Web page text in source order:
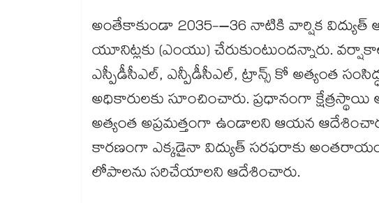
అంతేకాకుండా 2035-–36 నాటికి వార్షిక
యూనిట్లకు (ఎంయు) చేరుకుంటుందన్నారు.
ఎస్పీడీసీఎల్, ఎన్పీడీసీఎల్, ట్రాన్స్ కో అత్యంత
అధికారుల‌‌‌‌‌‌‌‌‌‌‌‌‌‌‌‌‌‌‌‌‌‌‌‌‌‌‌‌‌‌‌‌‌‌‌‌‌‌‌‌‌‌‌‌‌‌‌‌‌‌‌‌‌‌‌‌‌‌‌‌‌‌‌‌‌‌‌‌‌‌‌‌‌‌‌‌‌‌‌‌‌‌‌‌‌‌‌‌‌‌‌‌‌‌‌‌‌‌‌‌‌‌‌‌‌‌‌‌‌‌‌‌‌‌‌‌‌‌‌‌‌‌‌‌‌‌‌‌కు సూంచించారు. ప్రధానంగా క్షేత్రస్థాయి
అత్యంత అప్రమత్తంగా ఉండాలని ఆయ‌‌‌‌‌‌‌‌‌‌‌‌‌‌‌‌‌‌‌‌‌‌‌‌‌‌‌‌‌‌‌‌‌‌‌‌‌‌‌‌‌‌‌‌‌‌‌‌‌‌‌‌‌‌‌‌‌‌‌‌‌‌‌‌‌‌‌‌‌‌‌‌‌‌‌‌‌‌‌‌‌‌‌‌‌‌‌‌‌‌‌‌‌‌‌‌‌‌‌‌‌‌‌‌‌‌‌‌‌‌‌‌‌‌‌‌‌‌‌‌‌‌‌‌‌‌‌‌న
కారణంగా ఎక్కడైనా విద్యుత్ సరఫరాకు
లోపాలను సరిచేయాలని ఆదేశించారు.